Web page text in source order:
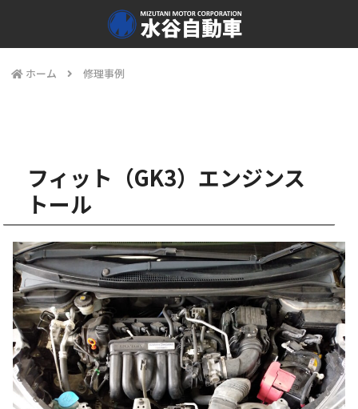
ホーム 修理事例
フィット（GK3）エンジンス
トール